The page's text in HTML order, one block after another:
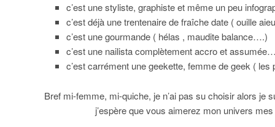
c’est une styliste, graphiste et même un peu
c’est déjà une trentenaire de fraîche date ( ouille
c’est une gourmande ( hélas , maudite balance….)
c’est une nailista complètement accro et
c’est carrément une geekette, femme de geek ( les
Bref mi-femme, mi-quiche, je n’ai pas su choisir alors je
j’espère que vous aimerez mon univers